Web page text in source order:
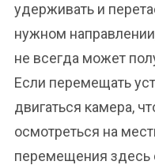
удерживать и
нужном
не всегда может
Если перемещать
двигаться камера,
осмотреться на
перемещения здесь